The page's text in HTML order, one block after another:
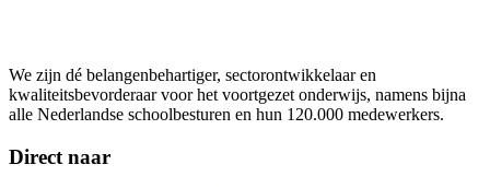
We zijn dé belangenbehartiger, sectorontwikkelaar en
kwaliteitsbevorderaar voor het voortgezet onderwijs, namens bijna
alle Nederlandse schoolbesturen en hun 120.000 medewerkers.
Direct naar